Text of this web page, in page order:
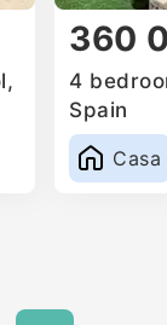
360
4
Spain
Casa